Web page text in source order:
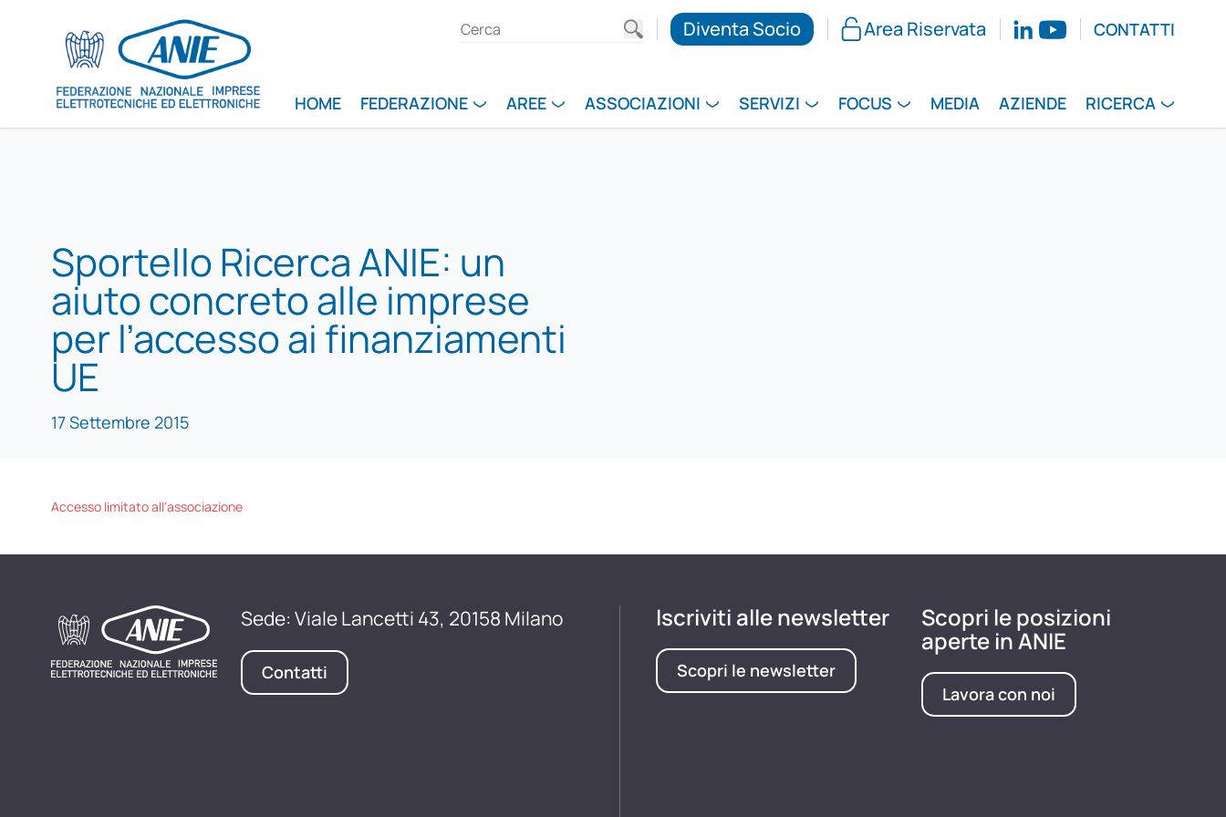
Diventa Socio Area Riservata CONTATTI
HOME FEDERAZIONE AREE ASSOCIAZIONI SERVIZI FOCUS MEDIA AZIENDE RICERCA
Sportello Ricerca ANIE: un
aiuto concreto alle imprese
per l’accesso ai finanziamenti
UE
17 Settembre 2015
Accesso limitato all'associazione
Sede: Viale Lancetti 43, 20158 Milano
Contatti
Iscriviti alle newsletter
Scopri le newsletter
Scopri le posizioni
aperte in ANIE
Lavora con noi